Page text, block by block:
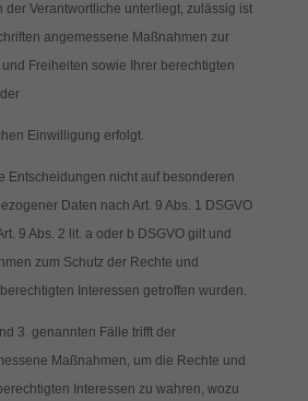
der Verantwortliche unterliegt, zulässig ist
angemessene Maßnahmen zur
Freiheiten sowie Ihrer berechtigten
Einwilligung erfolgt.
Entscheidungen nicht auf besonderen
Daten nach Art. 9 Abs. 1 DSGVO
9 Abs. 2 lit. a oder b DSGVO gilt und
zum Schutz der Rechte und
Interessen getroffen wurden.
3. genannten Fälle trifft der
Maßnahmen, um die Rechte und
Interessen zu wahren, wozu